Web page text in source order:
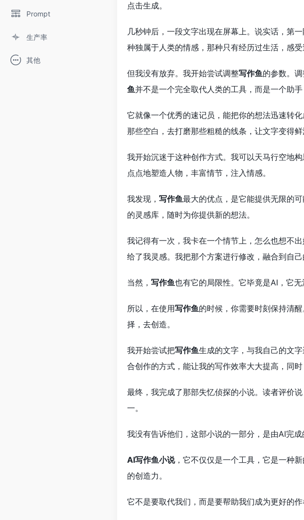
Prompt
生产率
其他
点击生成。
几秒钟后，一段文字出现在屏幕上。说实话，第
种独属于人类的情感，那种只有经历过生活，感
但我没有放弃。我开始尝试调整写作鱼的参数。
鱼并不是一个完全取代人类的工具，而是一个助
它就像一个优秀的速记员，能把你的想法迅速转
那些空白，去打磨那些粗糙的线条，让文字变得鲜
我开始沉迷于这种创作方式。我可以天马行空地
点点地塑造人物，丰富情节，注入情感。
我发现， 写作鱼最大的优点，是它能提供无限的
的灵感库，随时为你提供新的想法。
我记得有一次，我卡在一个情节上，怎么也想不
给了我灵感。我把那个方案进行修改，融合到自
当然， 写作鱼也有它的局限性。它毕竟是AI，它
所以，在使用写作鱼的时候，你需要时刻保持清
择，去创造。
我开始尝试把写作鱼生成的文字，与我自己的文
合创作的方式，能让我的写作效率大大提高，同时
最终，我完成了那部失忆侦探的小说。读者评价
一。
我没有告诉他们，这部小说的一部分，是由AI完
AI写作鱼小说，它不仅仅是一个工具，它是一种
的创造力。
它不是要取代我们，而是要帮助我们成为更好的作